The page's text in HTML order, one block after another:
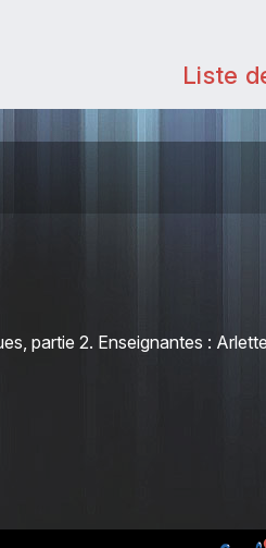
Liste
partie 2. Enseignantes : Arlette